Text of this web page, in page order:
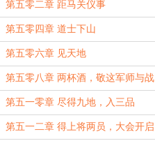
第五零二章 距马关仪事
第五零四章 道士下山
第五零六章 见天地
第五零八章 两杯酒，敬这军师与战
友
第五一零章 尽得九地，入三品
第五一二章 得上将两员，大会开启